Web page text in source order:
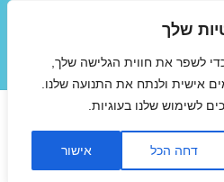
שלך
לשפר את חווית הגלישה שלך,
אישית ולנתח את התנועה שלנו.
לשימוש שלנו בעוגיות.
דחה הכל אישור
תפריטים
ווידג'טים